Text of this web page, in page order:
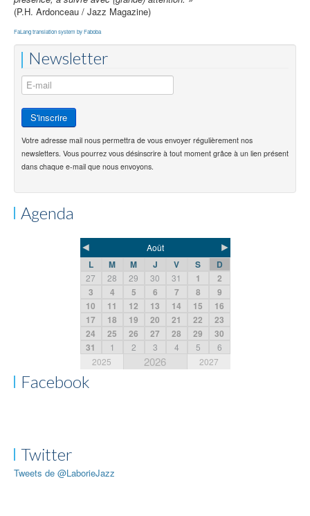
(P.H. Ardonceau / Jazz Magazine)
FaLang translation system by Faboba
Newsletter
Votre adresse mail nous permettra de vous envoyer régulièrement nos
newsletters. Vous pourrez vous désinscrire à tout moment grâce à un lien présent
dans chaque e-mail que nous envoyons.
Agenda
◄ Août ►
L M M J V S D
27 28 29 30 31 1
2
3
4 5 6 7 8
9
10
11 12 13 14 15
16
17
18 19 20 21 22
23
24
25 26 27 28 29
30
31
1 2 3 4 5
6
2025
2026 2027
Facebook
Twitter
Tweets de @LaborieJazz